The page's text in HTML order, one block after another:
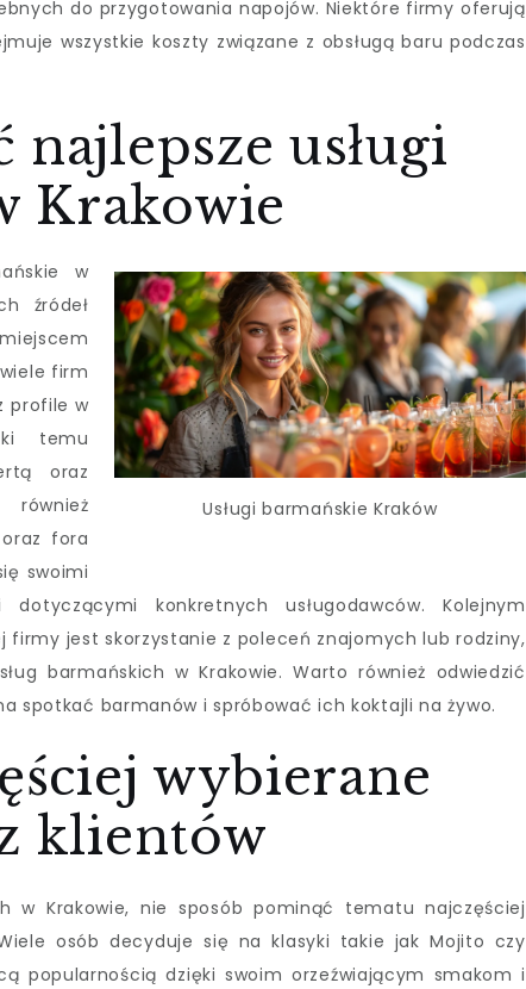
do przygotowania napojów. Niektóre firmy oferują
wszystkie koszty związane z obsługą baru podczas
najlepsze usługi
Krakowie
Usługi barmańskie Kraków
w
źródeł
firm
profile w
temu
oraz
fora
swoimi
konkretnych usługodawców. Kolejnym
firmy jest skorzystanie z poleceń znajomych lub rodziny,
barmańskich w Krakowie. Warto również odwiedzić
spotkać barmanów i spróbować ich koktajli na żywo.
wybierane
klientów
w Krakowie, nie sposób pominąć tematu najczęściej
osób decyduje się na klasyki takie jak Mojito czy
popularnością dzięki swoim orzeźwiającym smakom i